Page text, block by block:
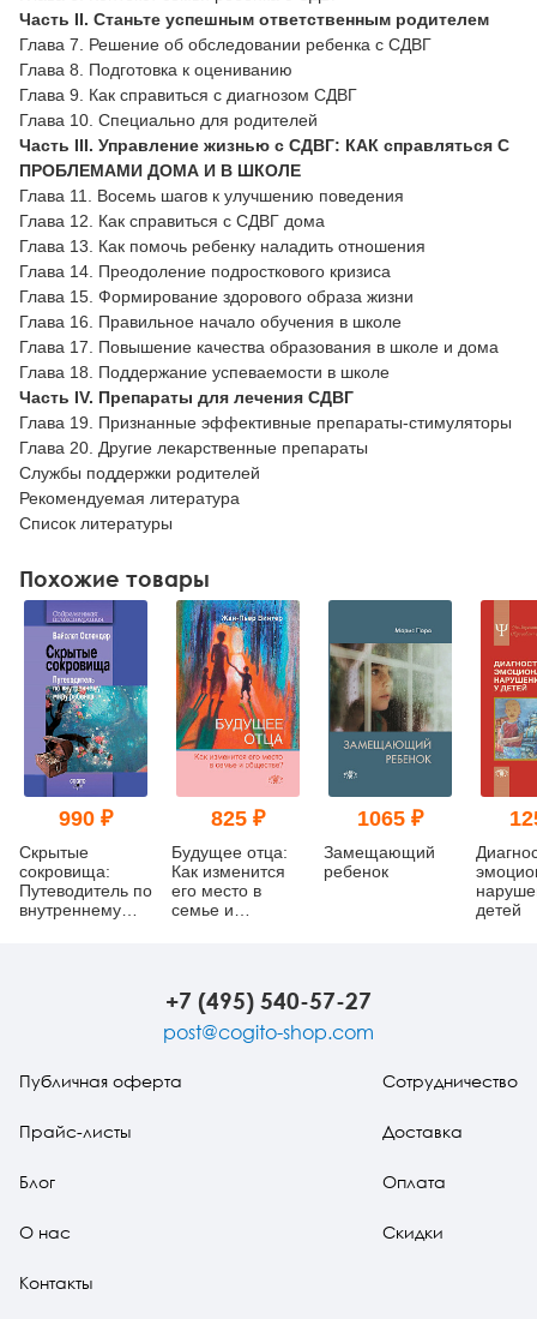
Часть II. Станьте успешным ответственным родителем
Глава 7. Решение об обследовании ребенка c СДВГ
Глава 8. Подготовка к оцениванию
Глава 9. Как справиться с диагнозом СДВГ
Глава 10. Специально для родителей
Часть III. Управление жизнью с СДВГ: КАК справляться С
ПРОБЛЕМАМИ ДОМА И В ШКОЛЕ
Глава 11. Восемь шагов к улучшению поведения
Глава 12. Как справиться с СДВГ дома
Глава 13. Как помочь ребенку наладить отношения
Глава 14. Преодоление подросткового кризиса
Глава 15. Формирование здорового образа жизни
Глава 16. Правильное начало обучения в школе
Глава 17. Повышение качества образования в школе и дома
Глава 18. Поддержание успеваемости в школе
Часть IV. Препараты для лечения СДВГ
Глава 19. Признанные эффективные препараты-стимуляторы
Глава 20. Другие лекарственные препараты
Службы поддержки родителей
Рекомендуемая литература
Список литературы
Похожие товары
990 ₽
Скрытые
сокровища:
Путеводитель по
внутреннему
825 ₽
Будущее отца:
Как изменится
его место в
семье и
1065 ₽
Замещающий
ребенок
детей
+7 (495) 540-57-27
post@cogito-shop.com
Публичная оферта
Прайс-листы
Блог
О нас
Контакты
Сотрудничество
Доставка
Оплата
Скидки